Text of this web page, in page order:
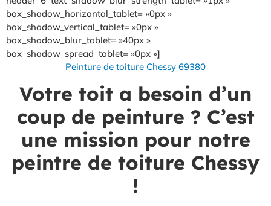
box_shadow_horizontal_tablet= »0px »
box_shadow_vertical_tablet= »0px »
box_shadow_blur_tablet= »40px »
box_shadow_spread_tablet= »0px »]
Peinture de toiture Chessy 69380
Votre toit a besoin d’un
coup de peinture ? C’est
une mission pour notre
peintre de toiture Chessy
!